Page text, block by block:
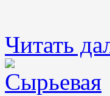
Читать